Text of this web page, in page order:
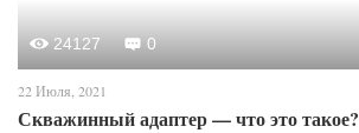
24127 0
22 Июля, 2021
Скважинный адаптер — что это такое?